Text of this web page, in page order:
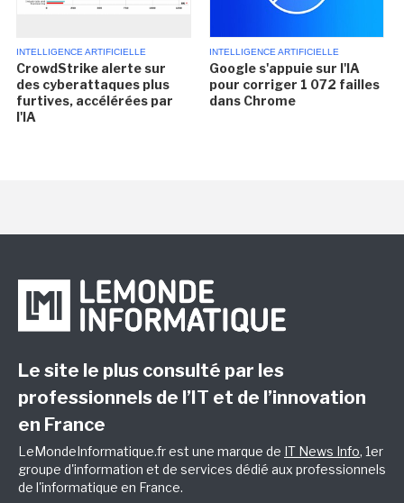
INTELLIGENCE ARTIFICIELLE
CrowdStrike alerte sur
des cyberattaques plus
furtives, accélérées par
l'IA
INTELLIGENCE ARTIFICIELLE
Google s'appuie sur l'IA
pour corriger 1 072 failles
dans Chrome
Le site le plus consulté par les
professionnels de l’IT et de l’innovation
en France
LeMondeInformatique.fr est une marque de IT News Info, 1er
groupe d'information et de services dédié aux professionnels
de l'informatique en France.